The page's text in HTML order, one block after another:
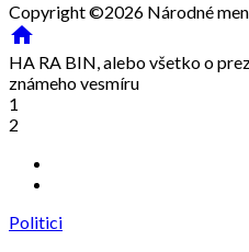
Copyright ©2026 Národné

HA RA BIN, alebo všetko o
známeho vesmíru
1
2
Politici